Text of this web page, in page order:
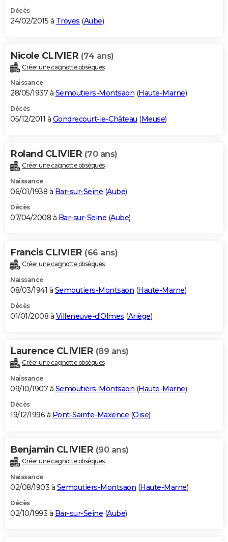
Décès
24/02/2015 à Troyes (Aube)
Nicole CLIVIER (74 ans)
Créer une cagnotte obsèques
Naissance
28/05/1937 à Semoutiers-Montsaon (Haute-Marne)
Décès
05/12/2011 à Gondrecourt-le-Château (Meuse)
Roland CLIVIER (70 ans)
Créer une cagnotte obsèques
Naissance
06/01/1938 à Bar-sur-Seine (Aube)
Décès
07/04/2008 à Bar-sur-Seine (Aube)
Francis CLIVIER (66 ans)
Créer une cagnotte obsèques
Naissance
08/03/1941 à Semoutiers-Montsaon (Haute-Marne)
Décès
01/01/2008 à Villeneuve-d'Olmes (Ariège)
Laurence CLIVIER (89 ans)
Créer une cagnotte obsèques
Naissance
09/10/1907 à Semoutiers-Montsaon (Haute-Marne)
Décès
19/12/1996 à Pont-Sainte-Maxence (Oise)
Benjamin CLIVIER (90 ans)
Créer une cagnotte obsèques
Naissance
02/08/1903 à Semoutiers-Montsaon (Haute-Marne)
Décès
02/10/1993 à Bar-sur-Seine (Aube)